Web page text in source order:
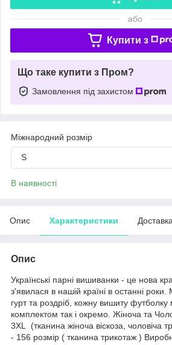
або
Купити з
Що таке купити з Пром?
Замовлення під захистом
Міжнародний розмір
S
В наявності
Опис Характеристики Доставка
Опис
Українські парні вишиванки - це нова
з'явилася в нашій країні в останні
гурт та роздріб, кожну вишиту
комплектом так і окремо. Жіноча та
3XL (тканина жіноча віскоза, чоловіча
- 156 розмір ( тканина трикотаж )